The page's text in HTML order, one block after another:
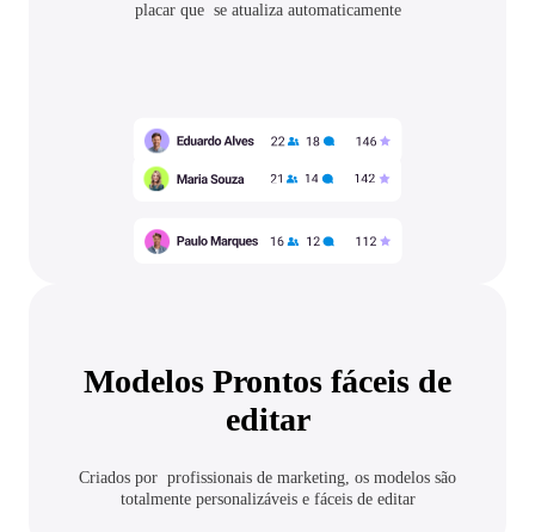
placar que se atualiza automaticamente
Modelos Prontos fáceis de
editar
Criados por profissionais de marketing, os modelos são
totalmente personalizáveis e fáceis de editar